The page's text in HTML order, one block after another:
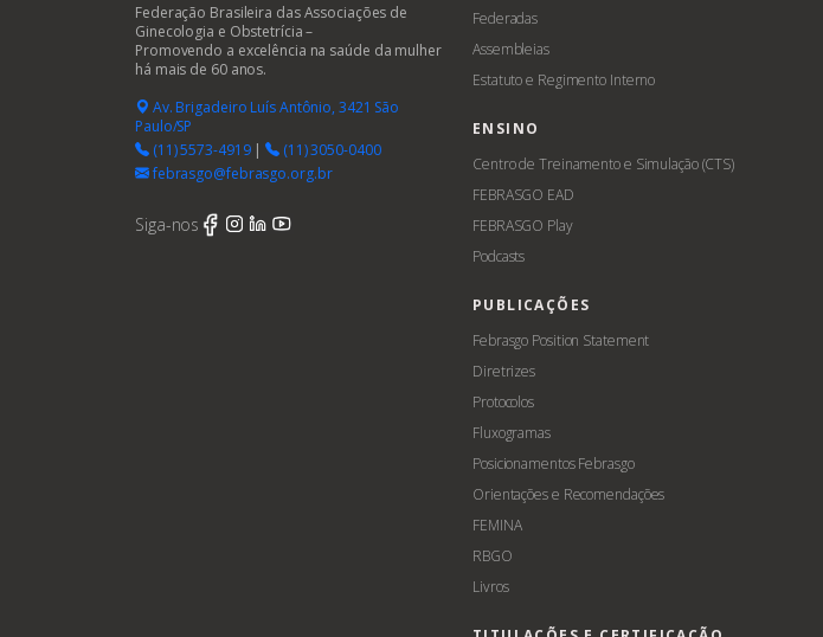
Federação Brasileira das Associações de
Ginecologia e Obstetrícia –
Promovendo a excelência na saúde da mulher
há mais de 60 anos.
Av. Brigadeiro Luís Antônio, 3421 São
Paulo/SP
(11) 5573-4919|
(11) 3050-0400
febrasgo@febrasgo.org.br
Siga-nos
Federadas
Assembleias
Estatuto e Regimento Interno
ENSINO
Centro de Treinamento e Simulação (CTS)
FEBRASGO EAD
FEBRASGO Play
Podcasts
PUBLICAÇÕES
Febrasgo Position Statement
Diretrizes
Protocolos
Fluxogramas
Posicionamentos Febrasgo
Orientações e Recomendações
FEMINA
RBGO
Livros